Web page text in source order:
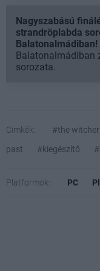
Nagyszabású
strandröplabda
Balatonalmádiban!
Balatonalmádiban
sorozata.
Címkék: #the
past
#kiegészítő
Platformok: PC